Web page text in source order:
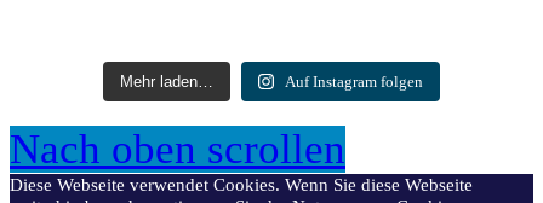
Mehr laden… Auf Instagram folgen
Nach oben scrollen
Diese Webseite verwendet Cookies. Wenn Sie diese Webseite